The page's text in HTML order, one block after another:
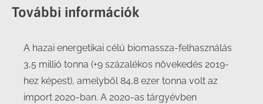
További információk
A hazai energetikai célú biomassza-felhasználás
3,5 millió tonna (+9 százalékos növekedés 2019-
hez képest), amelyből 84,8 ezer tonna volt az
import 2020-ban. A 2020-as tárgyévben